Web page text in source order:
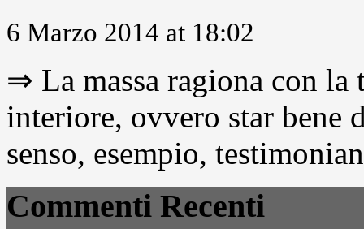
6 Marzo 2014 at 18:02
⇒ La massa ragiona con
interiore, ovvero star
senso, esempio,
Commenti Recenti